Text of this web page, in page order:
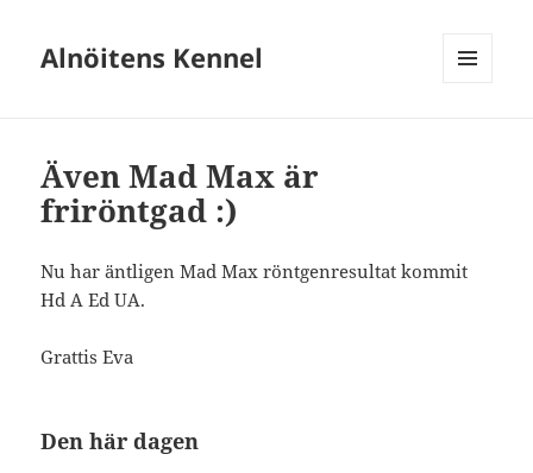
Alnöitens Kennel
Även Mad Max är
friröntgad :)
Nu har äntligen Mad Max röntgenresultat kommit
Hd A Ed UA.
Grattis Eva
Den här dagen